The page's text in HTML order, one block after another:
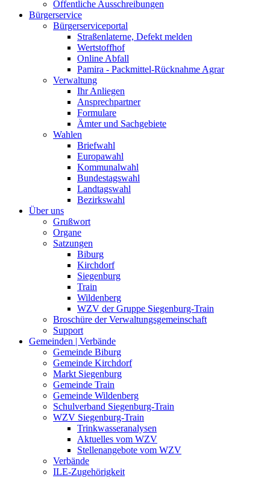
Öffentliche Ausschreibungen
Bürgerservice
Bürgerserviceportal
Straßenlaterne, Defekt melden
Wertstoffhof
Online Abfall
Pamira - Packmittel-Rücknahme Agrar
Verwaltung
Ihr Anliegen
Ansprechpartner
Formulare
Ämter und Sachgebiete
Wahlen
Briefwahl
Europawahl
Kommunalwahl
Bundestagswahl
Landtagswahl
Bezirkswahl
Über uns
Grußwort
Organe
Satzungen
Biburg
Kirchdorf
Siegenburg
Train
Wildenberg
WZV der Gruppe Siegenburg-Train
Broschüre der Verwaltungsgemeinschaft
Support
Gemeinden | Verbände
Gemeinde Biburg
Gemeinde Kirchdorf
Markt Siegenburg
Gemeinde Train
Gemeinde Wildenberg
Schulverband Siegenburg-Train
WZV Siegenburg-Train
Trinkwasseranalysen
Aktuelles vom WZV
Stellenangebote vom WZV
Verbände
ILE-Zugehörigkeit